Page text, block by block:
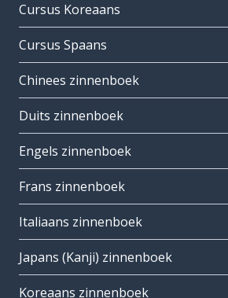
Cursus Koreaans
Cursus Spaans
Chinees zinnenboek
Duits zinnenboek
Engels zinnenboek
Frans zinnenboek
Italiaans zinnenboek
Japans (Kanji) zinnenboek
Koreaans zinnenboek